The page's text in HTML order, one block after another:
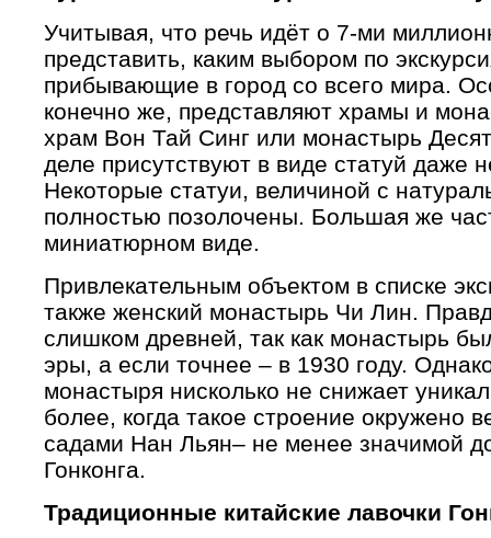
Учитывая, что речь идёт о 7-ми
представить, каким выбором по
прибывающие в город со всего мира.
конечно же, представляют храмы и
храм Вон Тай Синг или монастырь
деле присутствуют в виде статуй даже
Некоторые статуи, величиной с
полностью позолочены. Большая же
миниатюрном виде.
Привлекательным объектом в списке
также женский монастырь Чи Лин.
слишком древней, так как монастырь
эры, а если точнее – в 1930 году.
монастыря нисколько не снижает
более, когда такое строение окружено
садами Нан Льян– не менее значимой
Гонконга.
Традиционные китайские лавочки